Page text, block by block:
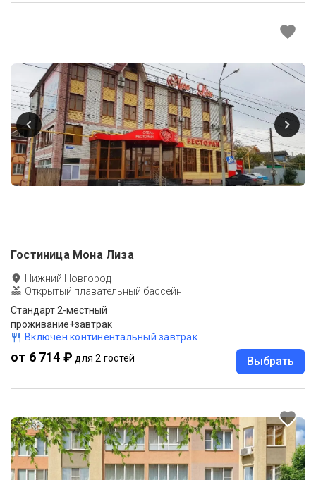
Гостиница Мона Лиза
Нижний Новгород
Открытый плавательный бассейн
Стандарт 2-местный
проживание+завтрак
Включен континентальный завтрак
от 6 714 ₽ для 2 гостей Выбрать